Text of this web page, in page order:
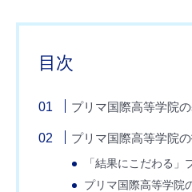
目次
プリマ国際高等学院
プリマ国際高等学院
「結果にこだわる」
プリマ国際高等学院